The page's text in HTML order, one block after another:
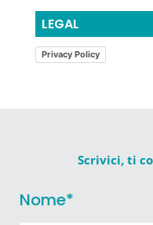
LEGAL
Privacy Policy
Scrivici, ti
Nome*